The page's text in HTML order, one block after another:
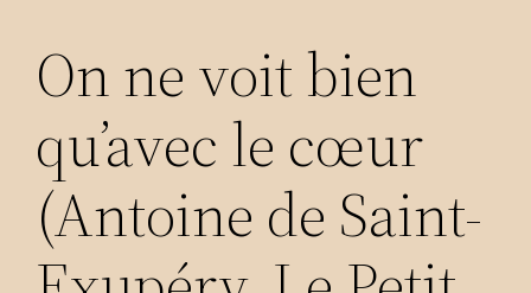
On ne voit bien
qu’avec le cœur
(Antoine de Saint-